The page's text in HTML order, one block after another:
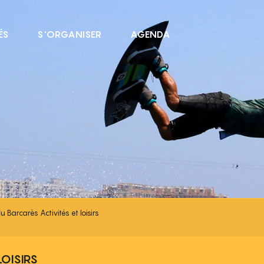
S'ORGANISER AGENDA
Barcarès Activités et loisirs
ACTIVITÉS ET LOISIRS